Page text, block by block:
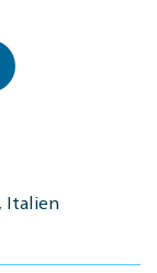
Italien